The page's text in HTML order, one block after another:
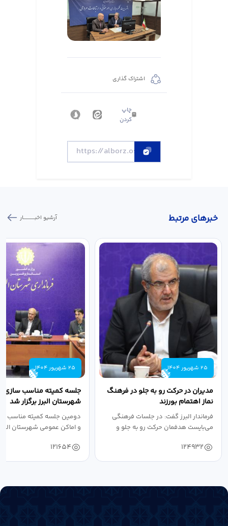
اشتراک گذاری
چاپ
کردن
خبر‌های مرتبط آرشیو اخبـــــــــــار
25 شهریور 1404
مدیران در حرکت رو به جلو در فرهنگ
نماز اهتمام بورزند
فرماندار البرز گفت: در جلسات فرهنگی
می‌بایست هدفمان حرکت رو به جلو و
124932
25 شهریور 1404
جلسه کمیته مناسب سازی
شهرستان البرز برگزار شد
دومین جلسه کمیته مناسب
و اماکن عمومی شهرستان
121654